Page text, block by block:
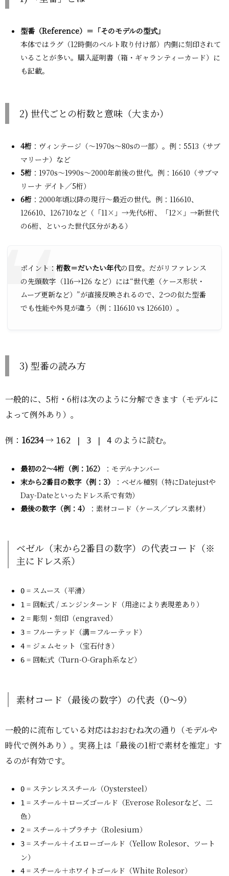
型番（Reference）＝「そのモデルの型式」
本体ではラグ（12時側のベルト取り付け部）内側に刻印されて
いることが多い。購入証明書（箱・ギャランティーカード）に
も記載。
2) 世代ごとの桁数と意味（大まか）
4桁 ：ヴィンテージ（〜1970s〜80sの一部）。例：5513（サブ
マリーナ）など
5桁 ：1970s〜1990s〜2000年前後の世代。例：16610（サブマ
リーナ デイト／5桁）
6桁 ：2000年頃以降の現行〜最近の世代。例：116610、
126610、126710など（「11×」→先代6桁、「12×」→新世代
の6桁、といった世代区分がある）
ポイント： 桁数＝だいたい年代の目安。だがリファレンス
の先頭数字（116→126 など）には“世代差（ケース形状・
ムーブ更新など）”が直接反映されるので、2つの似た型番
でも性能や外見が違う（例：116610 vs 126610）。
3) 型番の読み方
一般的に、5桁・6桁は次のように分解できます（モデルに
よって例外あり）。
例： 16234→ 162 | 3 | 4 のように読む。
最初の2〜4桁（例：162）
：モデルナンバー
末から2番目の数字（例：3）
：ベゼル種別（特にDatejustや
Day-Dateといったドレス系で有効）
最後の数字（例：4）
：素材コード（ケース／ブレス素材）
ベゼル（末から2番目の数字）の代表コード（※
主にドレス系）
0 = スムース（平滑）
1 = 回転式 / エンジンターンド（用途により表現差あり）
2 = 彫刻・刻印（engraved）
3 = フルーテッド（溝＝フルーテッド）
4 = ジェムセット（宝石付き）
6 = 回転式（Turn-O-Graph系など）
素材コード（最後の数字）の代表（0〜9）
一般的に流布している対応はおおむね次の通り（モデルや
時代で例外あり）。実務上は「最後の1桁で素材を推定」す
るのが有効です。
0 = ステンレススチール（Oystersteel）
1 = スチール＋ローズゴールド（Everose Rolesorなど、二
色）
2 = スチール＋プラチナ（Rolesium）
3 = スチール＋イエローゴールド（Yellow Rolesor、ツート
ン）
4 = スチール＋ホワイトゴールド（White Rolesor）